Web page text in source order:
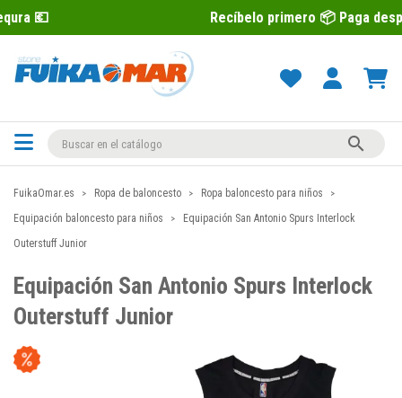
Recíbelo primero 📦 Paga después con

FuikaOmar.es Ropa de baloncesto
Ropa baloncesto para niños
Equipación baloncesto para niños
Equipación San Antonio Spurs Interlock
Outerstuff Junior
Equipación San Antonio Spurs Interlock
Outerstuff Junior